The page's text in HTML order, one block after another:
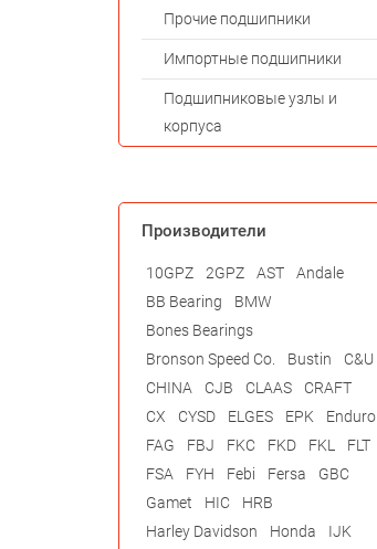
Прочие подшипники
Импортные подшипники
Подшипниковые узлы и
корпуса
Производители
10GPZ 2GPZ AST
Andale
BB Bearing
BMW
Bones Bearings
Bronson Speed Co.
Bustin
C&U
CHINA
CJB CLAAS
CRAFT
CX
CYSD ELGES EPK
Enduro
FAG
FBJ FKC FKD FKL
FLT
FSA
FYH Febi Fersa
GBC
Gamet
HIC
HRB
Harley Davidson
Honda
IJK